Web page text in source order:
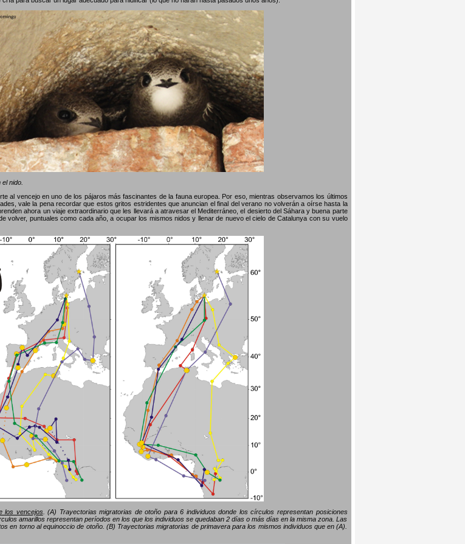
el nido.
al vencejo en uno de los pájaros más fascinantes de la fauna europea. Por eso, mientras observamos los últimos
vale la pena recordar que estos gritos estridentes que anuncian el final del verano no volverán a oírse hasta la
ahora un viaje extraordinario que les llevará a atravesar el Mediterráneo, el desierto del Sáhara y buena parte
volver, puntuales como cada año, a ocupar los mismos nidos y llenar de nuevo el cielo de Catalunya con su vuelo
los vencejos. (A) Trayectorias migratorias de otoño para 6 individuos donde los círculos representan posiciones
amarillos representan períodos en los que los individuos se quedaban 2 días o más días en la misma zona. Las
en torno al equinoccio de otoño. (B) Trayectorias migratorias de primavera para los mismos individuos que en (A).